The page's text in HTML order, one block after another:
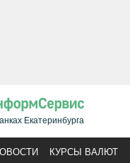
Екатеринбурга
КУРСЫ ВАЛЮТ